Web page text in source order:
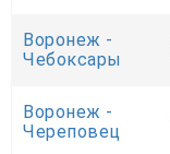
Воронеж -
Чебоксары
Воронеж -
Череповец